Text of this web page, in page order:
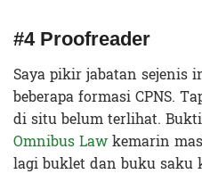
#4 Proofreader
Saya pikir jabatan sejenis
beberapa formasi CPNS.
di situ belum terlihat.
Omnibus Lawkemarin
lagi buklet dan buku saku